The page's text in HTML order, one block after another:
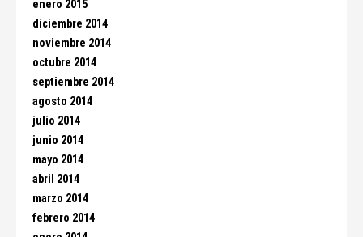
enero 2015
diciembre 2014
noviembre 2014
octubre 2014
septiembre 2014
agosto 2014
julio 2014
junio 2014
mayo 2014
abril 2014
marzo 2014
febrero 2014